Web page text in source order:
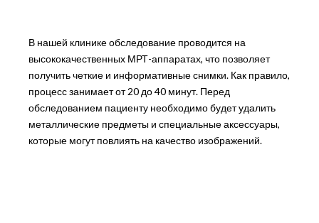
В нашей клинике обследование проводится на
высококачественных МРТ-аппаратах, что позволяет
получить четкие и информативные снимки. Как правило,
процесс занимает от 20 до 40 минут. Перед
обследованием пациенту необходимо будет удалить
металлические предметы и специальные аксессуары,
которые могут повлиять на качество изображений.